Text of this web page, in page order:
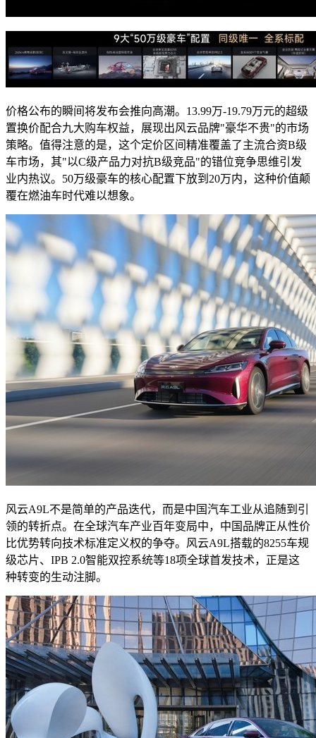
价格公布的瞬间将发布会推向高潮。13.99万-19.79万元的超级
置换价配合九大购车权益，展现出风云品牌"豪华不贵"的市场
策略。值得注意的是，这个定价区间精准覆盖了主流合资B级
车市场，其"以C级产品力对抗B级竞品"的错位竞争思维引发
业内热议。50万级豪车的核心配置下放到20万内，这种价值颠
覆在燃油车时代难以想象。
风云A9L不是简单的产品迭代，而是中国汽车工业从追随到引
领的转折点。在全球汽车产业百年变局中，中国品牌正从性价
比优势转向技术标准定义权的争夺。风云A9L搭载的8255车规
级芯片、IPB 2.0智能双控系统等18项全球首发技术，正是这
种转变的生动注脚。